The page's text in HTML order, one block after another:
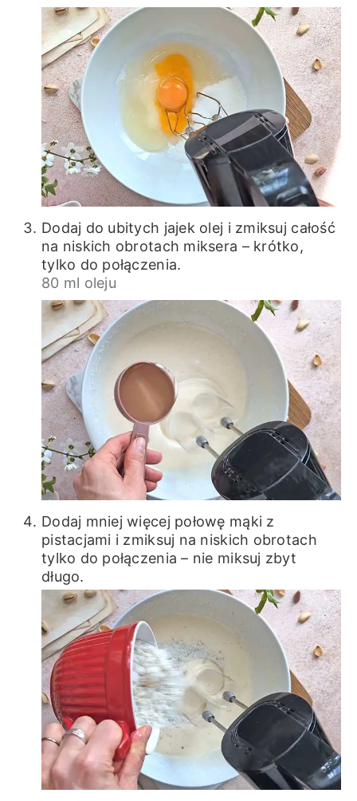
Dodaj do ubitych jajek olej i zmiksuj całość
na niskich obrotach miksera – krótko,
tylko do połączenia.
80 ml oleju
Dodaj mniej więcej połowę mąki z
pistacjami i zmiksuj na niskich obrotach
tylko do połączenia – nie miksuj zbyt
długo.